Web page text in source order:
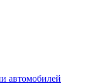
автомобилей